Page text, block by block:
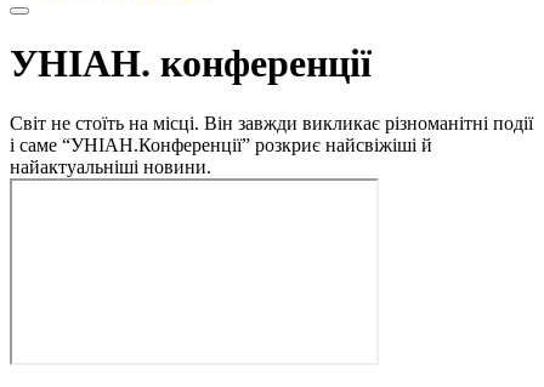
УНІАН. конференції
Світ не стоїть на місці. Він завжди викликає різноманітні події
і саме “УНІАН.Конференції” розкриє найсвіжіші й
найактуальніші новини.